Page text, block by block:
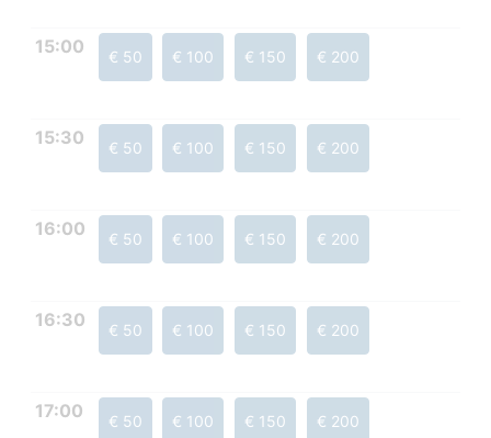
15:00 € 50 € 100 € 150 € 200
15:30 € 50 € 100 € 150 € 200
16:00 € 50 € 100 € 150 € 200
16:30 € 50 € 100 € 150 € 200
17:00 € 50 € 100 € 150 € 200